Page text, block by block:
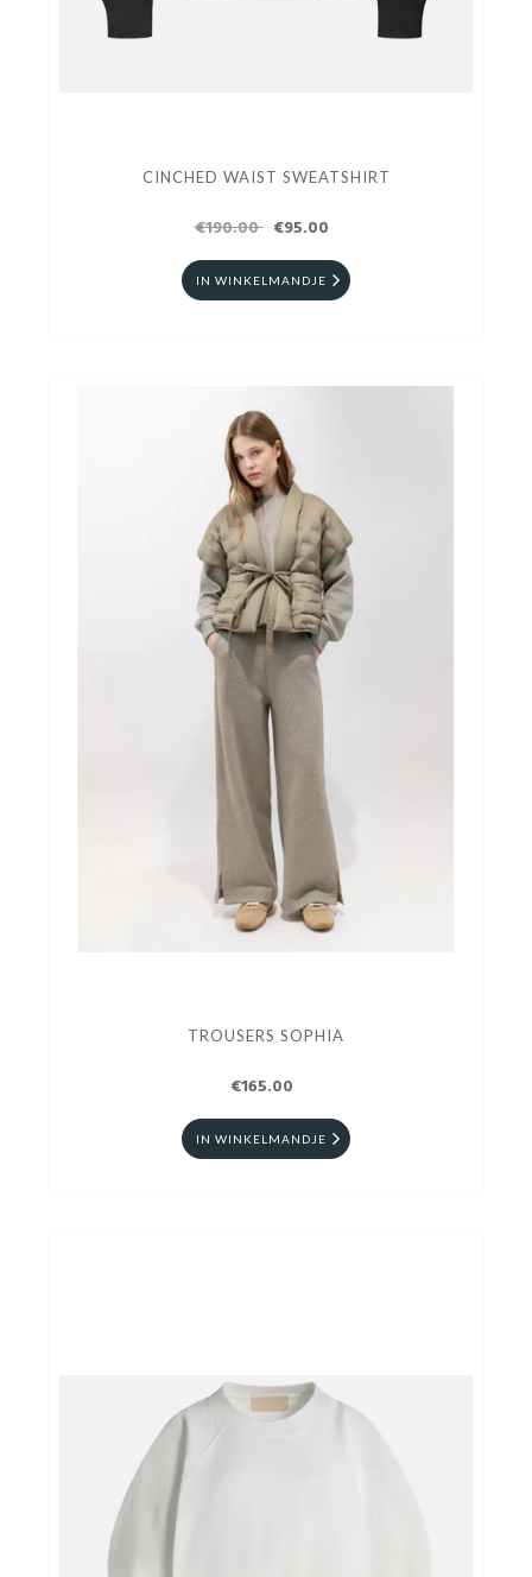
CINCHED WAIST SWEATSHIRT
€190.00 €95.00
IN WINKELMANDJE
TROUSERS SOPHIA
€165.00
IN WINKELMANDJE